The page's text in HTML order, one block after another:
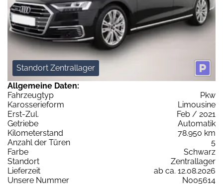
Standort Zentrallager
Allgemeine Daten:
Fahrzeugtyp
Pkw
Karosserieform
Limousine
Erst-Zul.
Feb / 2021
Getriebe
Automatik
Kilometerstand
78.950 km
Anzahl der Türen
5
Farbe
Schwarz
Standort
Zentrallager
Lieferzeit
ab ca. 12.08.2026
Unsere Nummer
N005614